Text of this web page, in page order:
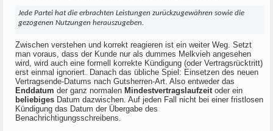
Jede Partei hat die erbrachten Leistungen zurückzugewähren sowie die
gezogenen Nutzungen herauszugeben.
Zwischen verstehen und korrekt reagieren ist ein weiter Weg. Setzt
man voraus, dass der Kunde nur als dummes Melkvieh angesehen
wird, wird auch eine formell korrekte Kündigung (oder Vertragsrücktritt)
erst einmal ignoriert. Danach das übliche Spiel: Einsetzen des neuen
Vertragsende-Datums nach Gutsherren-Art. Also entweder das
Enddatum der ganz normalen Mindestvertragslaufzeitoder ein
beliebiges Datum dazwischen. Auf jeden Fall nicht bei einer fristlosen
Kündigung das Datum der Übergabe des
Benachrichtigungsschreibens.